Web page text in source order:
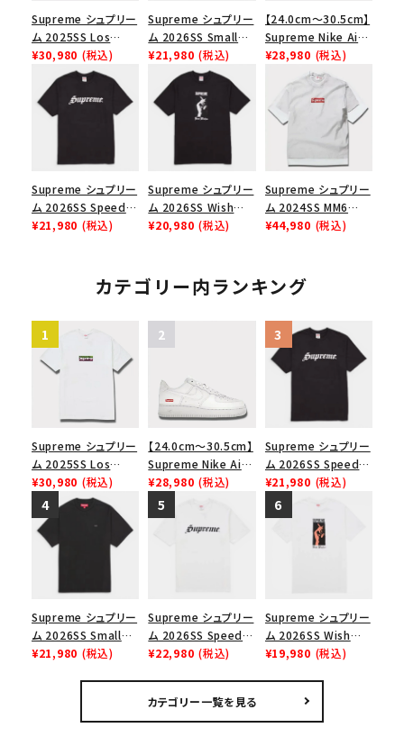
Supreme シュプリー
ム 2025SS Los
Angeles Fire Relief
Box Logo Tee ファ
イヤーリリーフボック
スロゴTシャツ ホワ
¥30,980 (税込)
Supreme シュプリー
ム 2026SS Small
Box Tee スモールボ
ックスTシャツ ブラッ
¥21,980 (税込)
【24.0cm～30.5cm】
Supreme Nike Air
Force 1 Low シュプ
リーム ナイキエアフォ
ース１スニーカー シ
ューズ ホワイト
¥28,980 (税込)
Supreme シュプリー
ム 2026SS Speed
Tee スピードTシャツ
¥21,980 (税込)
Supreme シュプリー
ム 2026SS Wish
Tee ウィッシュTシ
¥20,980 (税込)
Supreme シュプリー
ム 2024SS MM6
Maison Margiela
クスロゴTシャツ ホ
ワイト 白
¥44,980 (税込)
カテゴリー内ランキング
Supreme シュプリー
ム 2025SS Los
Angeles Fire Relief
Box Logo Tee ファ
イヤーリリーフボック
スロゴTシャツ ホワ
イト 白
¥30,980 (税込)
【24.0cm～30.5cm】
Supreme Nike Air
Force 1 Low シュプ
リーム ナイキエアフォ
ース１スニーカー シ
ューズ ホワイト
¥28,980 (税込)
Supreme シュプリー
ム 2026SS Speed
Tee スピードTシャツ
ブラック
¥21,980 (税込)
Supreme シュプリー
ム 2026SS Small
Box Tee スモールボ
¥21,980 (税込)
Supreme シュプリー
ム 2026SS Speed
Tee スピードTシャツ
¥22,980 (税込)
Supreme シュプリー
ム 2026SS Wish
Tee ウィッシュTシ
¥19,980 (税込)
カテゴリー一覧を見る